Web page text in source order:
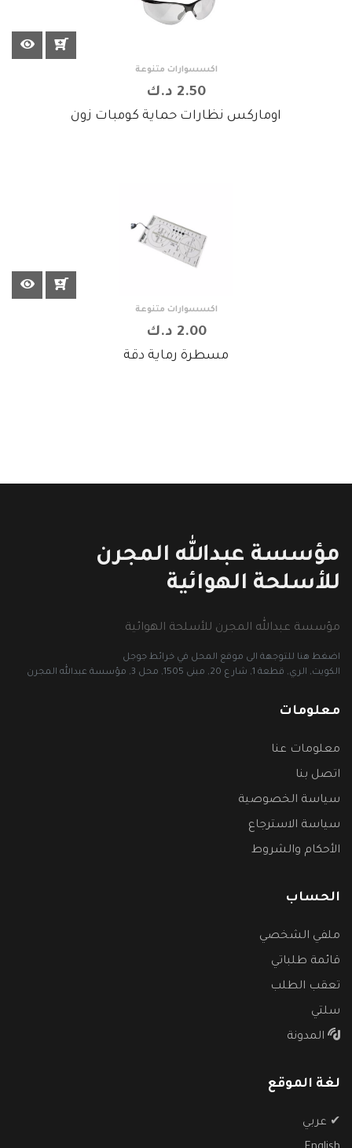
اكسسوارات متنوعة
2.50 د.ك
اوماركس نظارات حماية كومبات زون
اكسسوارات متنوعة
2.00 د.ك
مسطرة رماية دقة
مؤسسة عبدالله المجرن
للأسلحة الهوائية
مؤسسة عبدالله المجرن للأسلحة الهوائية
اضغط هنا للتوجهة الى موقع المحل في خرائط جوجل
الكويت, الري, قطعة 1, شار ع 20, مبنى 1505, محل 3, مؤسسة عبدالله المجرن
معلومات
معلومات عنا
اتصل بنا
سياسة الخصوصية
سياسة الاسترجاع
الأحكام والشروط
الحساب
ملفي الشخصي
قائمة طلباتي
تعقب الطلب
سلتي
المدونة
لغة الموقع
✔ عربي